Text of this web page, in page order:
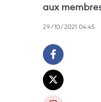
aux
29/10/2021 04:45